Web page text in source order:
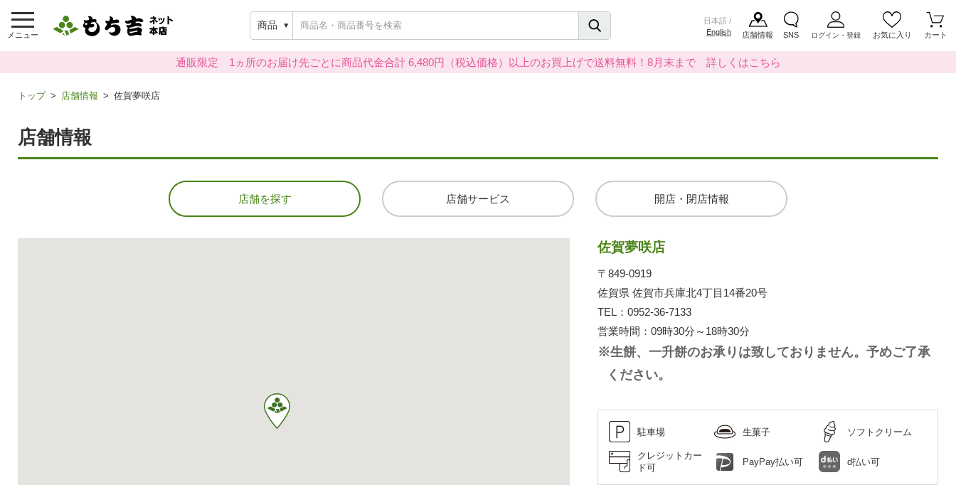
メニュー
商品
日本語 /
English
店舗情報 SNS ログイン・登録 お気に入り カート
通販限定 1ヵ所のお届け先ごとに商品代金合計 6,480円（税込価格）以上のお買上げで送料無料！8月末まで 詳しくはこちら
トップ 店舗情報 佐賀夢咲店
店舗情報
店舗を探す 店舗サービス 開店・閉店情報
佐賀夢咲店
〒849-0919
佐賀県 佐賀市兵庫北4丁目14番20号
TEL：0952-36-7133
営業時間：09時30分～18時30分
※生餅、一升餅のお承りは致しておりません。予めご了承
ください。
駐車場 生菓子 ソフトクリーム
クレジットカー
ド可
PayPay払い可 d払い可